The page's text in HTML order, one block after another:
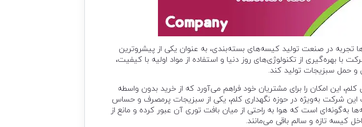
تجربه در صنعت تولید کیسه‌های بسته‌بندی، به عنوان یکی از پیشروترین
بهره‌گیری از تکنولوژی‌های روز دنیا و استفاده از مواد اولیه با کیفیت،
و حمل سبزیجات تولید کند.
این امکان را برای مشتریان خود فراهم می‌آورد که از خرید بدون واسطه
این شرکت به‌ویژه در حوزه نگهداری کلم، یکی از سبزیجات پرمصرف و حساس
به‌گونه‌ای است که هوا به راحتی از میان بافت توری آن عبور کرده و مانع از
کیسه تازه و سالم باقی می‌مانند.